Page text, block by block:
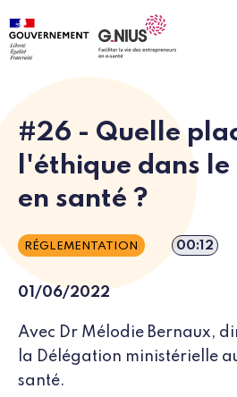
Panneau de gestion des cookies
Aller au contenu
Aller à la navigation
#26 - Quelle
l'éthique dans
en santé ?
RÉGLEMENTATION Durée de
00:12
01/06/2022
Avec Dr Mélodie Bernaux,
la Délégation ministérielle
santé.